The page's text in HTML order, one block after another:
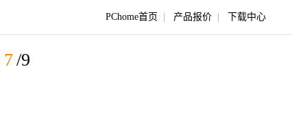
PChome首页 产品报价 下载中心
7/9